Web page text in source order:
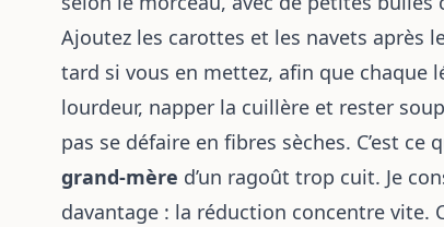
Ajoutez les carottes et les navets après
tard si vous en mettez, afin que chaque
lourdeur, napper la cuillère et rester
pas se défaire en fibres sèches. C’est
grand-mère d’un ragoût trop cuit. Je
davantage : la réduction concentre vite.